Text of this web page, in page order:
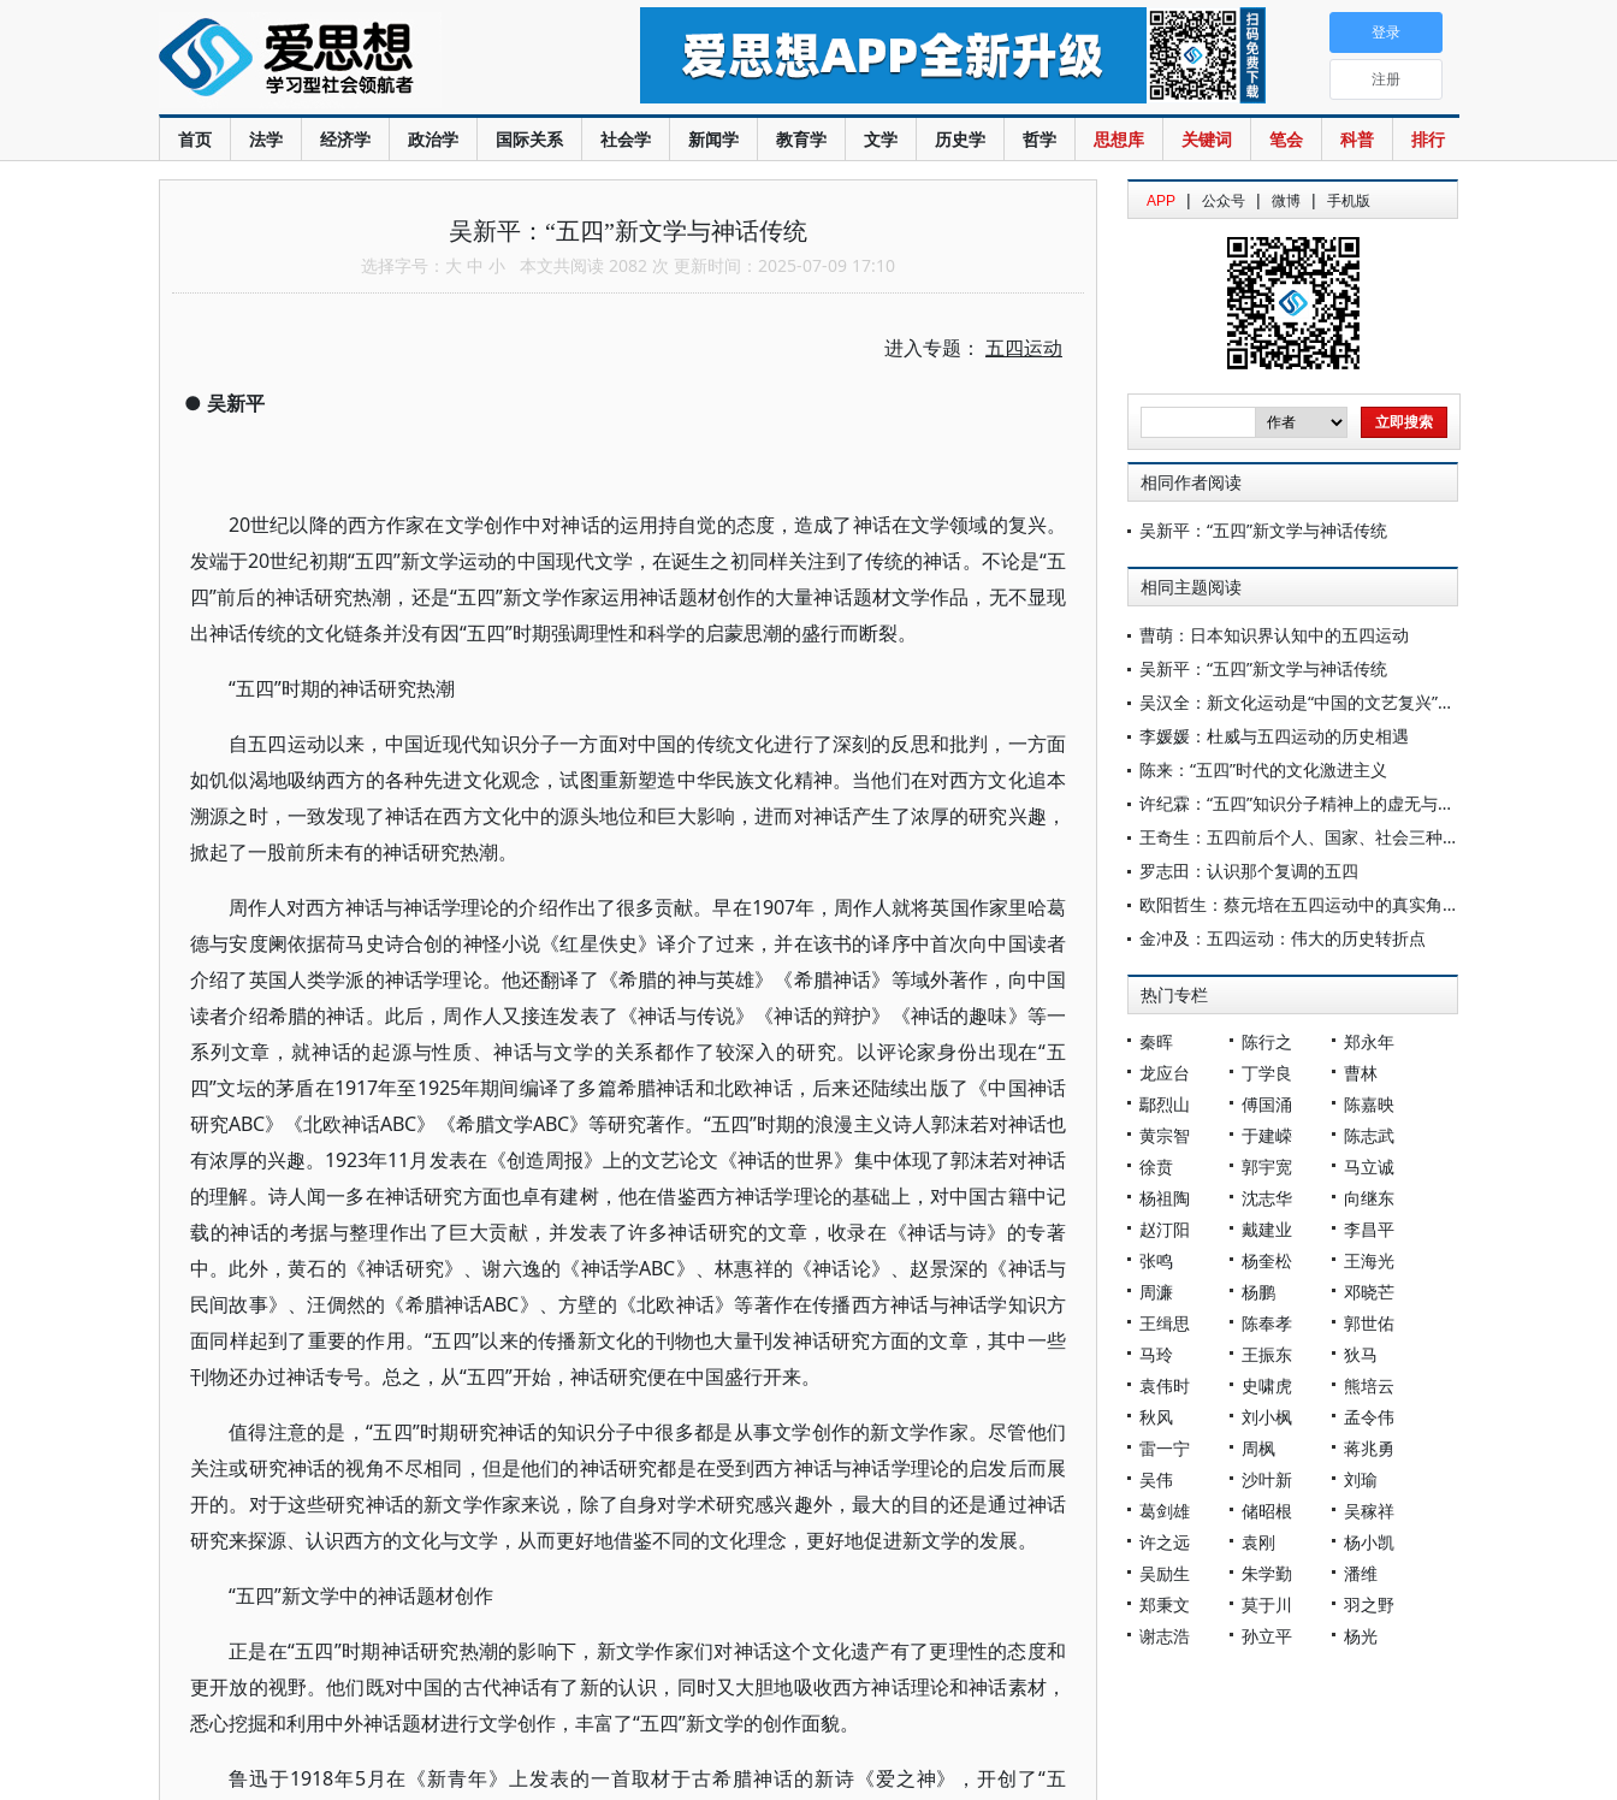
首页 法学 经济学 政治学 国际关系 社会学 新闻学 教育学 文学 历史学 哲学 思想库 关键词 笔会 科普 排行
登录
注册
吴新平：“五四”新文学与神话传统
选择字号： 大 中 小 本文共阅读 2082 次 更新时间：2025-07-09 17:10
进入专题： 五四运动
● 吴新平
20世纪以降的西方作家在文学创作中对神话的运用持自觉的态度，造成了神话在文学领域的复兴。
发端于20世纪初期“五四”新文学运动的中国现代文学，在诞生之初同样关注到了传统的神话。不论是“五
四”前后的神话研究热潮，还是“五四”新文学作家运用神话题材创作的大量神话题材文学作品，无不显现
出神话传统的文化链条并没有因“五四”时期强调理性和科学的启蒙思潮的盛行而断裂。
“五四”时期的神话研究热潮
自五四运动以来，中国近现代知识分子一方面对中国的传统文化进行了深刻的反思和批判，一方面
如饥似渴地吸纳西方的各种先进文化观念，试图重新塑造中华民族文化精神。当他们在对西方文化追本
溯源之时，一致发现了神话在西方文化中的源头地位和巨大影响，进而对神话产生了浓厚的研究兴趣，
掀起了一股前所未有的神话研究热潮。
周作人对西方神话与神话学理论的介绍作出了很多贡献。早在1907年，周作人就将英国作家里哈葛
德与安度阑依据荷马史诗合创的神怪小说《红星佚史》译介了过来，并在该书的译序中首次向中国读者
介绍了英国人类学派的神话学理论。他还翻译了《希腊的神与英雄》《希腊神话》等域外著作，向中国
读者介绍希腊的神话。此后，周作人又接连发表了《神话与传说》《神话的辩护》《神话的趣味》等一
系列文章，就神话的起源与性质、神话与文学的关系都作了较深入的研究。以评论家身份出现在“五
四”文坛的茅盾在1917年至1925年期间编译了多篇希腊神话和北欧神话，后来还陆续出版了《中国神话
研究ABC》《北欧神话ABC》《希腊文学ABC》等研究著作。“五四”时期的浪漫主义诗人郭沫若对神话也
有浓厚的兴趣。1923年11月发表在《创造周报》上的文艺论文《神话的世界》集中体现了郭沫若对神话
的理解。诗人闻一多在神话研究方面也卓有建树，他在借鉴西方神话学理论的基础上，对中国古籍中记
载的神话的考据与整理作出了巨大贡献，并发表了许多神话研究的文章，收录在《神话与诗》的专著
中。此外，黄石的《神话研究》、谢六逸的《神话学ABC》、林惠祥的《神话论》、赵景深的《神话与
民间故事》、汪倜然的《希腊神话ABC》、方壁的《北欧神话》等著作在传播西方神话与神话学知识方
面同样起到了重要的作用。“五四”以来的传播新文化的刊物也大量刊发神话研究方面的文章，其中一些
刊物还办过神话专号。总之，从“五四”开始，神话研究便在中国盛行开来。
值得注意的是，“五四”时期研究神话的知识分子中很多都是从事文学创作的新文学作家。尽管他们
关注或研究神话的视角不尽相同，但是他们的神话研究都是在受到西方神话与神话学理论的启发后而展
开的。对于这些研究神话的新文学作家来说，除了自身对学术研究感兴趣外，最大的目的还是通过神话
研究来探源、认识西方的文化与文学，从而更好地借鉴不同的文化理念，更好地促进新文学的发展。
“五四”新文学中的神话题材创作
正是在“五四”时期神话研究热潮的影响下，新文学作家们对神话这个文化遗产有了更理性的态度和
更开放的视野。他们既对中国的古代神话有了新的认识，同时又大胆地吸收西方神话理论和神话素材，
悉心挖掘和利用中外神话题材进行文学创作，丰富了“五四”新文学的创作面貌。
鲁迅于1918年5月在《新青年》上发表的一首取材于古希腊神话的新诗《爱之神》，开创了“五
APP | 公众号 | 微博 | 手机版
相同作者阅读
吴新平：“五四”新文学与神话传统
相同主题阅读
曹萌：日本知识界认知中的五四运动
吴新平：“五四”新文学与神话传统
吴汉全：新文化运动是“中国的文艺复兴”吗？
李媛媛：杜威与五四运动的历史相遇
陈来：“五四”时代的文化激进主义
许纪霖：“五四”知识分子精神上的虚无与苦闷
王奇生：五四前后个人、国家、社会三种观念的变迁
罗志田：认识那个复调的五四
欧阳哲生：蔡元培在五四运动中的真实角色
金冲及：五四运动：伟大的历史转折点
热门专栏
秦晖 陈行之
郑永年
龙应台
丁学良
曹林
鄢烈山
傅国涌
陈嘉映
黄宗智
于建嵘
陈志武
徐贲
郭宇宽
马立诚
杨祖陶
沈志华
向继东
赵汀阳
戴建业
李昌平
张鸣
杨奎松
王海光
周濂
杨鹏
邓晓芒
王缉思
陈奉孝
郭世佑
马玲
王振东
狄马
袁伟时
史啸虎
熊培云
秋风
刘小枫
孟令伟
雷一宁
周枫
蒋兆勇
吴伟
沙叶新
刘瑜
葛剑雄
储昭根
吴稼祥
许之远
袁刚
杨小凯
吴励生
朱学勤
潘维
郑秉文
莫于川
羽之野
谢志浩
孙立平 杨光